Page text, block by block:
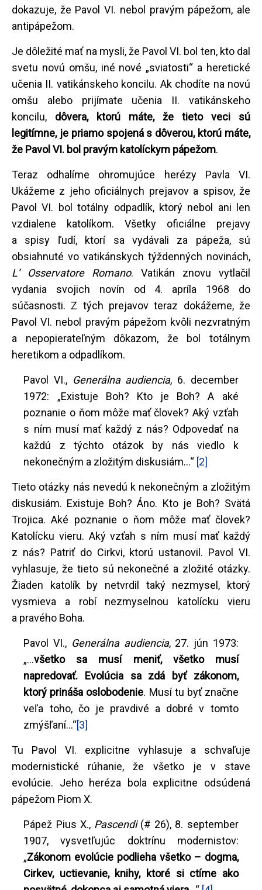
dokazuje, že Pavol VI. nebol pravým pápežom, ale
antipápežom.
Je dôležité mať na mysli, že Pavol VI. bol ten, kto dal
svetu novú omšu, iné nové „sviatosti“ a heretické
učenia II. vatikánskeho koncilu. Ak chodíte na novú
omšu alebo prijímate učenia II. vatikánskeho
koncilu, dôvera, ktorú máte, že tieto veci sú
legitímne, je priamo spojená s dôverou, ktorú máte,
že Pavol VI. bol pravým katolíckym pápežom.
Teraz odhalíme ohromujúce herézy Pavla VI.
Ukážeme z jeho oficiálnych prejavov a spisov, že
Pavol VI. bol totálny odpadlík, ktorý nebol ani len
vzdialene katolíkom. Všetky oficiálne prejavy
a spisy ľudí, ktorí sa vydávali za pápeža, sú
obsiahnuté vo vatikánskych týždenných novinách,
L’ Osservatore Romano. Vatikán znovu vytlačil
vydania svojich novín od 4. apríla 1968 do
súčasnosti. Z tých prejavov teraz dokážeme, že
Pavol VI. nebol pravým pápežom kvôli nezvratným
a nepopierateľným dôkazom, že bol totálnym
heretikom a odpadlíkom.
Pavol VI., Generálna audiencia, 6. december
1972: „Existuje Boh? Kto je Boh? A aké
poznanie o ňom môže mať človek? Aký vzťah
s ním musí mať každý z nás? Odpovedať na
každú z týchto otázok by nás viedlo k
nekonečným a zložitým diskusiám...“ [2]
Tieto otázky nás nevedú k nekonečným a zložitým
diskusiám. Existuje Boh? Áno. Kto je Boh? Svätá
Trojica. Aké poznanie o ňom môže mať človek?
Katolícku vieru. Aký vzťah s ním musí mať každý
z nás? Patriť do Cirkvi, ktorú ustanovil. Pavol VI.
vyhlasuje, že tieto sú nekonečné a zložité otázky.
Žiaden katolík by netvrdil taký nezmysel, ktorý
vysmieva a robí nezmyselnou katolícku vieru
a pravého Boha.
Pavol VI., Generálna audiencia, 27. jún 1973:
„...všetko sa musí meniť, všetko musí
napredovať. Evolúcia sa zdá byť zákonom,
ktorý prináša oslobodenie. Musí tu byť značne
veľa toho, čo je pravdivé a dobré v tomto
zmýšľaní...“[3]
Tu Pavol VI. explicitne vyhlasuje a schvaľuje
modernistické rúhanie, že všetko je v stave
evolúcie. Jeho heréza bola explicitne odsúdená
pápežom Piom X.
Pápež Pius X., Pascendi(# 26), 8. september
1907, vysvetľujúc doktrínu modernistov:
„Zákonom evolúcie podlieha všetko – dogma,
Cirkev, uctievanie, knihy, ktoré si ctíme ako